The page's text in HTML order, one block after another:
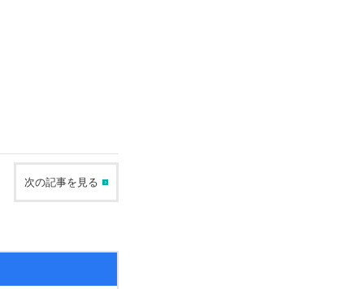
次の記事を見る